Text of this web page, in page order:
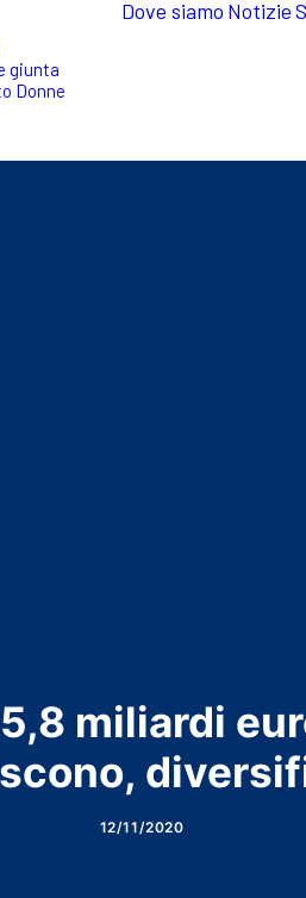
giunta
Donne
Dove siamo Notizie
miliardi
12/11/2020